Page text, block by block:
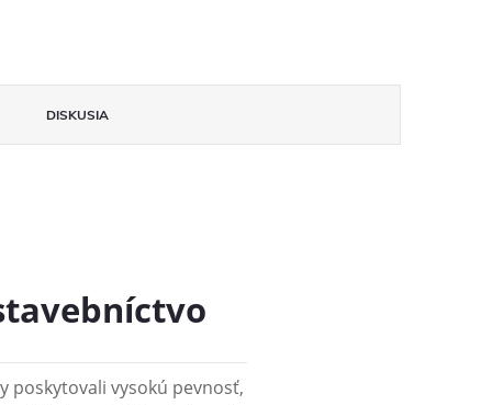
DISKUSIA
poskytovali vysokú pevnosť,